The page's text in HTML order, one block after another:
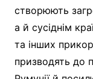
створюють
а й сусіднім
та інших
призводять до